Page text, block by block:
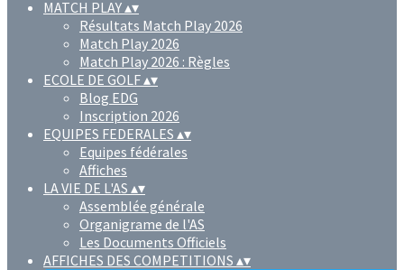
MATCH PLAY▴▾
Résultats Match Play 2026
Match Play 2026
Match Play 2026 : Règles
ECOLE DE GOLF▴▾
Blog EDG
Inscription 2026
EQUIPES FEDERALES ▴▾
Equipes fédérales
Affiches
LA VIE DE L'AS ▴▾
Assemblée générale
Organigrame de l'AS
Les Documents Officiels
AFFICHES DES COMPETITIONS ▴▾